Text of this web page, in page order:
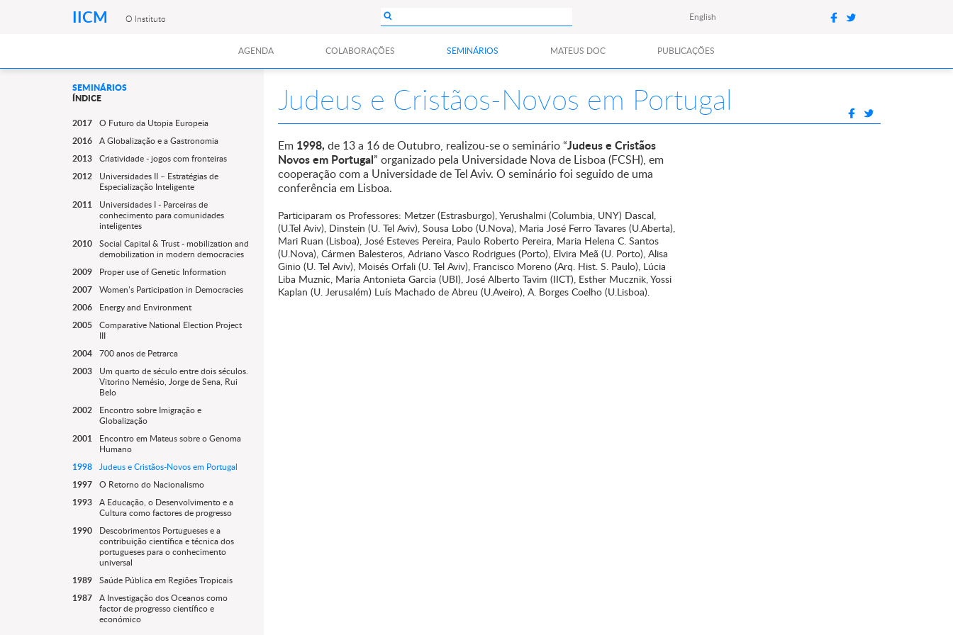
IICM O Instituto English
AGENDA COLABORAÇÕES SEMINÁRIOS MATEUS DOC PUBLICAÇÕES
Judeus e Cristãos-Novos em Portugal
Em 1998, de 13 a 16 de Outubro, realizou-se o seminário “Judeus e Cristãos
Novos em Portugal” organizado pela Universidade Nova de Lisboa (FCSH), em
cooperação com a Universidade de Tel Aviv. O seminário foi seguido de uma
conferência em Lisboa.
Participaram os Professores: Metzer (Estrasburgo), Yerushalmi (Columbia, UNY) Dascal,
(U.Tel Aviv), Dinstein (U. Tel Aviv), Sousa Lobo (U.Nova), Maria José Ferro Tavares (U.Aberta),
Mari Ruan (Lisboa), José Esteves Pereira, Paulo Roberto Pereira, Maria Helena C. Santos
(U.Nova), Cármen Balesteros, Adriano Vasco Rodrigues (Porto), Elvira Meã (U. Porto), Alisa
Ginio (U. Tel Aviv), Moisés Orfali (U. Tel Aviv), Francisco Moreno (Arq. Hist. S. Paulo), Lúcia
Liba Muznic, Maria Antonieta Garcia (UBI), José Alberto Tavim (IICT), Esther Mucznik, Yossi
Kaplan (U. Jerusalém) Luís Machado de Abreu (U.Aveiro), A. Borges Coelho (U.Lisboa).
SEMINÁRIOS
ÍNDICE
2017 O Futuro da Utopia Europeia
2016 A Globalização e a Gastronomia
2013 Criatividade - jogos com fronteiras
2012
Universidades II – Estratégias de
Especialização Inteligente
2011
Universidades I - Parceiras de
conhecimento para comunidades
inteligentes
2010 Social Capital & Trust - mobilization and
demobilization in modern democracies
2009
Proper use of Genetic Information
2007 Women’s Participation in Democracies
2006
Energy and Environment
2005 Comparative National Election Project
III
2004 700 anos de Petrarca
2003
Um quarto de século entre dois séculos.
Vitorino Nemésio, Jorge de Sena, Rui
Belo
2002
Encontro sobre Imigração e
Globalização
2001
Encontro em Mateus sobre o Genoma
Humano
1998 Judeus e Cristãos-Novos em Portugal
1997 O Retorno do Nacionalismo
1993 A Educação, o Desenvolvimento e a
Cultura como factores de progresso
1990
Descobrimentos Portugueses e a
contribuição científica e técnica dos
portugueses para o conhecimento
universal
1989 Saúde Pública em Regiões Tropicais
1987 A Investigação dos Oceanos como
factor de progresso científico e
económico